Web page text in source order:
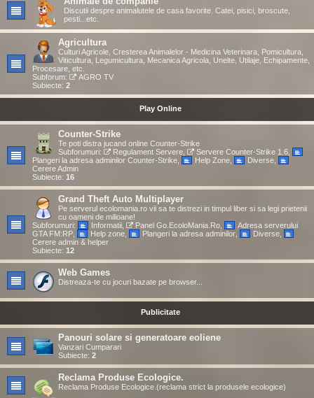
Discutii despre animalutele de casa favorite. Catei, pisici, broscute,
pesti...etc.
Agricultura
Culturi Agricole, Cresterea Animalelor - Medicina Veterinara, Pomicultura,
Viticultura, Legumicultura, Mecanica Agricola, Unelte, Utilaje, Echipamente,
Procesare, etc.
Subforum:
AGRO TV
Subiecte: 2
Play Online
Counter-Strike
Te poti distra jucand online Counter-Strike
Subforumuri:
Regulament Servere, Servere Counter-Strike 1.6,
Plangeri la adresa adminilor Counter-Strike
Help Zone, Diverse,
Cerere Admin
Subiecte: 16
Grand Theft Auto Multiplayer
Pe serverul ecolomania.ro vii sa te distrezi in timpul liber si sa legi prietenii
cu oameni de milioane!
Subforumuri:
Informatii, Panel Go.EcoloMania.Ro,
Adresa serverului
GTA FM:RP
Help zone, Plangeri la adresa adminilor, Diverse,
Cerere admin & helper
Subiecte: 12
Web Games
Distreaza-te cu jocuri bazate pe browser...
Publicitate
Panouri solare si generatoare eoliene
Vanzari Cumparari
Subiecte: 2
Reclama Produse Ecologice.
Reclama Produse Ecologice.(reclama strict la produsele ecologice)